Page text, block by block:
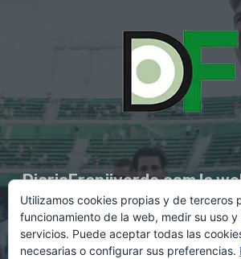
DiarioFranjiverde.com la
información del
Contacto en:
Utilizamos cookies propias y de terceros
funcionamiento de la web, medir su uso
servicios. Puede aceptar todas las
necesarias o configurar sus preferencias.